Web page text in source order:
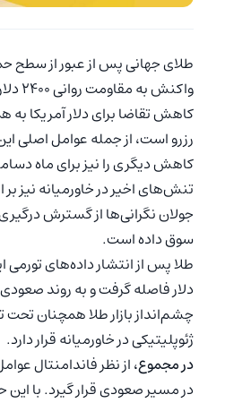
طلای جهانی پس از عبور از سطح
واکنش به مقاومت روانی ۲۴۰۰ دلار است.
کاهش تقاضا برای دلار آمریکا به
رزرو است، از جمله عوامل اصلی
کاهش دیگری را نیز برای ماه
تنش‌های اخیر در خاورمیانه نیز
جولان نگرانی‌ها از گسترش
سوق داده است.
دلار فاصله گرفت و به روند
چشم‌انداز بازار طلا همچنان تحت
ژئوپلیتیکی در خاورمیانه قرار دارد.
در مجموع،از نظر فاندامنتال
در مسیر صعودی قرار گیرد. با این